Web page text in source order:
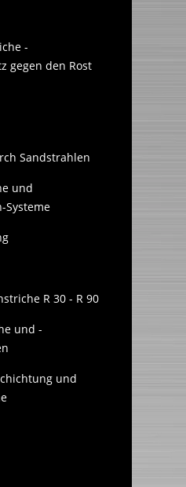
-
gegen den Rost
Sandstrahlen
und
Systeme
R 30 - R 90
und -
und